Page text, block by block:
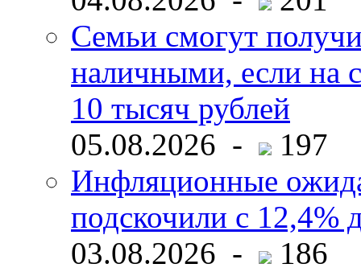
Семьи смогут
наличными, если на
10 тысяч рублей
05.08.2026 -
197
Инфляционные
подскочили с 12,4%
03.08.2026 -
186